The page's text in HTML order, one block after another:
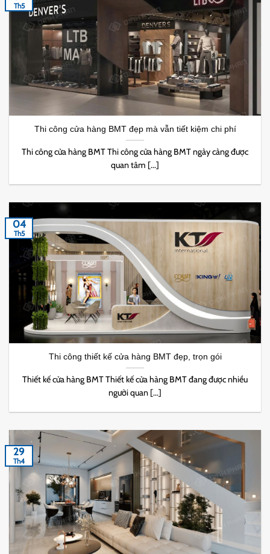
Thi công cửa hàng BMT đẹp mà vẫn tiết kiệm chi phí
Thi công cửa hàng BMT Thi công cửa hàng BMT ngày càng được
quan tâm [...]
Th5
Thi công thiết kế cửa hàng BMT đẹp, trọn gói
Thiết kế cửa hàng BMT Thiết kế cửa hàng BMT đang được nhiều
người quan [...]
04
Th5
29
Th4